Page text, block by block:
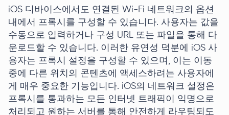
iOS 디바이스에서도 연결된 Wi-Fi 네트워크의 옵션
내에서 프록시를 구성할 수 있습니다. 사용자는 값을
수동으로 입력하거나 구성 URL 또는 파일을 통해 다
운로드할 수 있습니다. 이러한 유연성 덕분에 iOS 사
용자는 프록시 설정을 구성할 수 있으며, 이는 이동
중에 다른 위치의 콘텐츠에 액세스하려는 사용자에
게 매우 중요한 기능입니다. iOS의 네트워크 설정은
프록시를 통과하는 모든 인터넷 트래픽이 익명으로
처리되고 원하는 서버를 통해 안전하게 라우팅되도